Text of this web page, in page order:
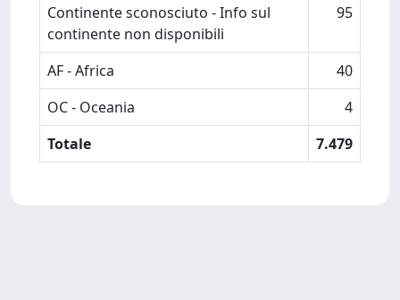
Continente sconosciuto - Info sul
continente non disponibili
95
AF - Africa
40
OC - Oceania
4
Totale
7.479